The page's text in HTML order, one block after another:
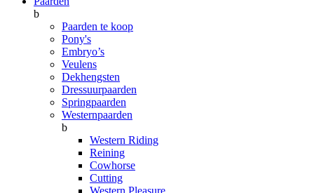
b
Paarden te koop
Pony's
Embryo’s
Veulens
Dekhengsten
Dressuurpaarden
Springpaarden
Westernpaarden
b
Western Riding
Reining
Cowhorse
Cutting
Western Pleasure